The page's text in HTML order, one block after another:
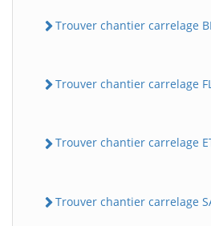
Trouver chantier carrelage
Trouver chantier carrelage
Trouver chantier carrelage
Trouver chantier carrelage